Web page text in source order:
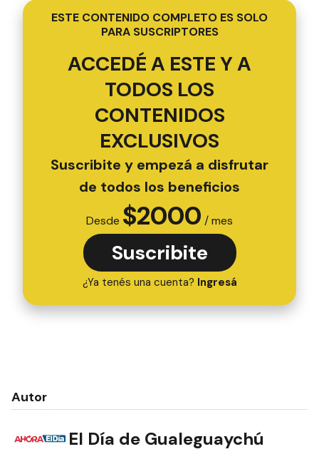
ESTE CONTENIDO COMPLETO ES SOLO
PARA SUSCRIPTORES
ACCEDÉ A ESTE Y A
TODOS LOS
CONTENIDOS
EXCLUSIVOS
Suscribite y empezá a disfrutar
de todos los beneficios
Desde $2000 / mes
Suscribite
¿Ya tenés una cuenta? Ingresá
Autor
El Día de Gualeguaychú